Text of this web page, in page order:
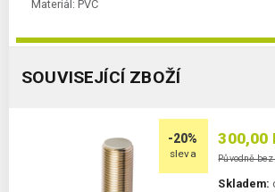
Materiál: PVC
SOUVISEJÍCÍ ZBOŽÍ
-20%
sleva
300,00
Původně
Skladem: